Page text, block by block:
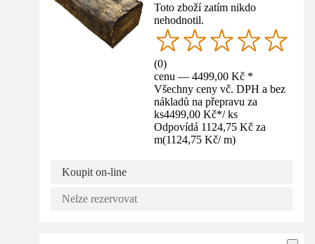
Toto zboží zatím nikdo
nehodnotil.
(0)
cenu — 4499,00 Kč *
Všechny ceny vč. DPH a bez
nákladů na přepravu za
ks4499,00 Kč*/ ks
Odpovídá 1124,75 Kč za
m(1124,75 Kč/ m)
Koupit on-line
Nelze rezervovat